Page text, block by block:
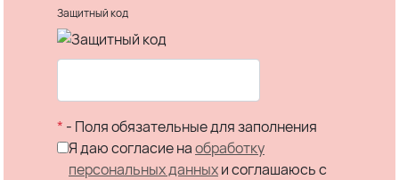
Защитный код
* - Поля обязательные для заполнения
Я даю согласие наобработку
персональных данныхи соглашаюсь c